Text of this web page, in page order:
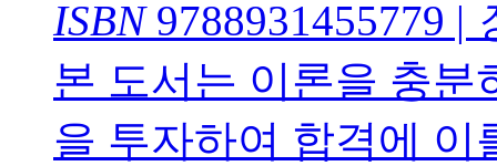
ISBN9788931455779 |
본 도서는 이론을 충분
을 투자하여 합격에 이